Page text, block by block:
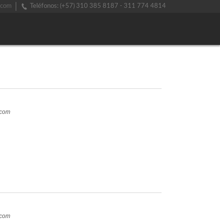
Teléfonos: (+57) 310 385 8187 - 311 774 4814